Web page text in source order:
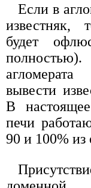
Если в
известняк,
будет
вывести
В
печи
90 и 100% из